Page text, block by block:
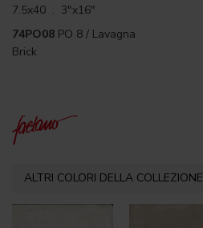
7.5x40 . 3"x16"
74PO08 PO 8 / Lavagna
Brick
ALTRI COLORI DELLA COLLEZIONE